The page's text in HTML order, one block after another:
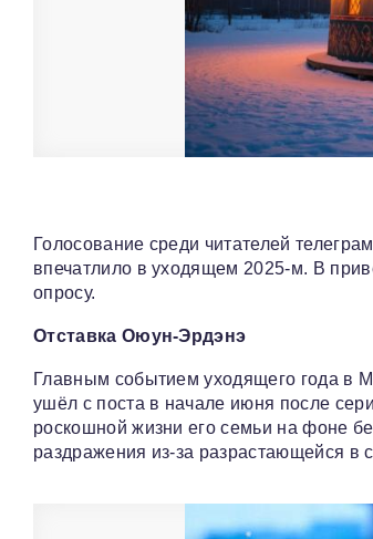
Голосование среди читателей
впечатлило в уходящем 2025-м. В
опросу.
Отставка Оюун-Эрдэнэ
Главным событием уходящего года в
ушёл с поста в начале июня после
роскошной жизни его семьи на фоне
раздражения из-за разрастающейся в